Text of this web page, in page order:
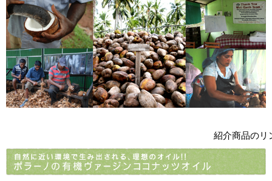
紹介商品のリ